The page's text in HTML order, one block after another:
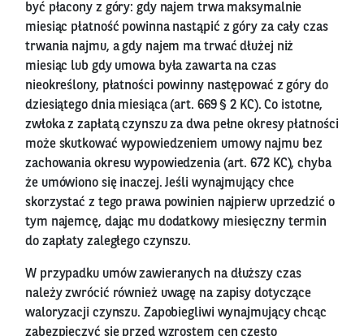
być płacony z góry: gdy najem trwa maksymalnie
miesiąc płatność powinna nastąpić z góry za cały czas
trwania najmu, a gdy najem ma trwać dłużej niż
miesiąc lub gdy umowa była zawarta na czas
nieokreślony, płatności powinny następować z góry do
dziesiątego dnia miesiąca (art. 669 § 2 KC). Co istotne,
zwłoka z zapłatą czynszu za dwa pełne okresy płatności
może skutkować wypowiedzeniem umowy najmu bez
zachowania okresu wypowiedzenia (art. 672 KC), chyba
że umówiono się inaczej. Jeśli wynajmujący chce
skorzystać z tego prawa powinien najpierw uprzedzić o
tym najemcę, dając mu dodatkowy miesięczny termin
do zapłaty zaległego czynszu.
W przypadku umów zawieranych na dłuższy czas
należy zwrócić również uwagę na zapisy dotyczące
waloryzacji czynszu. Zapobiegliwi wynajmujący chcąc
zabezpieczyć się przed wzrostem cen często